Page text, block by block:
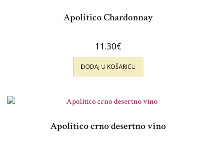
Apolitico Chardonnay
11.30€
DODAJ U KOŠARICU
Apolitico crno desertno vino